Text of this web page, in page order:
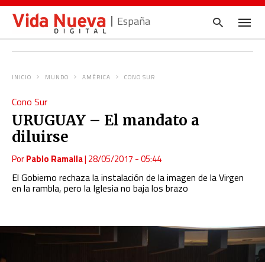
España
INICIO MUNDO AMÉRICA CONO SUR
Cono Sur
URUGUAY – El mandato a
diluirse
PorPablo Ramalla| 28/05/2017 - 05:44
El Gobierno rechaza la instalación de la imagen de la Virgen
en la rambla, pero la Iglesia no baja los brazo